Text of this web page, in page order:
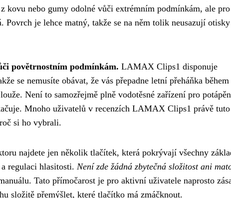
kovu nebo gumy odolné vůči extrémním podmínkám, ale pro
Povrch je lehce matný, takže se na něm tolik neusazují
povětrnostním podmínkám. LAMAX Clips1 disponuje
se nemusíte obávat, že vás přepadne letní přeháňka během
Není to samozřejmě plně vodotěsné zařízení pro
Mnoho uživatelů v recenzích LAMAX Clips1 právě tuto
si ho vybrali.
najdete jen několik tlačítek, která pokrývají všechny
regulaci hlasitosti. Není zde žádná zbytečná složitost ani
Tato přímočarost je pro aktivní uživatele naprosto
složitě přemýšlet, které tlačítko má zmáčknout.